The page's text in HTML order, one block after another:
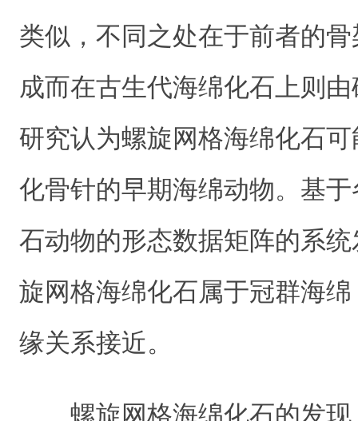
类似，不同之处在于前者的
成而在古生代海绵化石上则
研究认为螺旋网格海绵化石
化骨针的早期海绵动物。基
石动物的形态数据矩阵的系
旋网格海绵化石属于冠群海
缘关系接近。
螺旋网格海绵化石的发